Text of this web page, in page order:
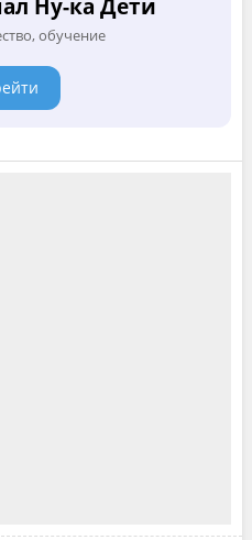
Ну-ка Дети
обучение